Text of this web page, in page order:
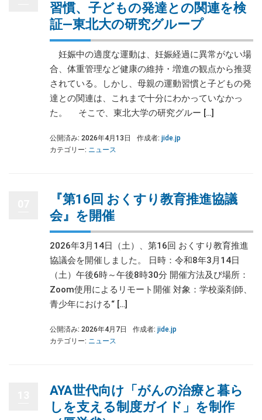
習慣、子どもの発達との関連を検
証―東北大の研究グループ
妊娠中の適度な運動は、妊娠経過に異常がない場
合、体重管理など健康の維持・増進の観点から推奨
されている。しかし、母親の運動習慣と子どもの発
達との関連は、これまで十分にわかっていなかっ
た。 そこで、東北大学の研究グルー […]
公開済み: 2026年4月13日 作成者: jide.jp
カテゴリー: ニュース
『第16回 おくすり教育推進協議
会』を開催
2026年3月14日（土）、第16回 おくすり教育推進
協議会を開催しました。 日時：令和8年3月14日
（土）午後6時～午後8時30分 開催方法及び場所：
Zoom使用によるリモート開催 対象：学校薬剤師、
青少年における“ […]
公開済み: 2026年4月7日 作成者: jide.jp
カテゴリー: ニュース
AYA世代向け「がんの治療と暮ら
しを支える制度ガイド」を制作